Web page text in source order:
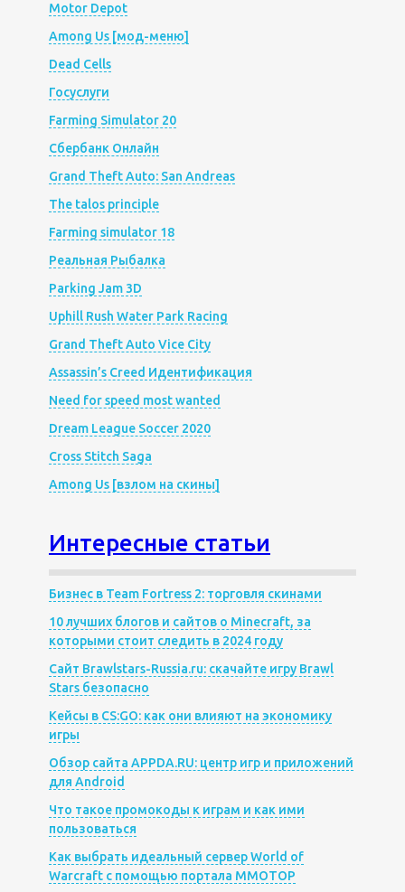
Motor Depot
Among Us [мод-меню]
Dead Cells
Госуслуги
Farming Simulator 20
Сбербанк Онлайн
Grand Theft Auto: San Andreas
The talos principle
Farming simulator 18
Реальная Рыбалка
Parking Jam 3D
Uphill Rush Water Park Racing
Grand Theft Auto Vice City
Assassin’s Creed Идентификация
Need for speed most wanted
Dream League Soccer 2020
Cross Stitch Saga
Among Us [взлом на скины]
Интересные статьи
Бизнес в Team Fortress 2: торговля скинами
10 лучших блогов и сайтов о Minecraft, за
которыми стоит следить в 2024 году
Сайт Brawlstars-Russia.ru: скачайте игру Brawl
Stars безопасно
Кейсы в CS:GO: как они влияют на экономику
игры
Обзор сайта APPDA.RU: центр игр и приложений
для Android
Что такое промокоды к играм и как ими
пользоваться
Как выбрать идеальный сервер World of
Warcraft с помощью портала MMOTOP